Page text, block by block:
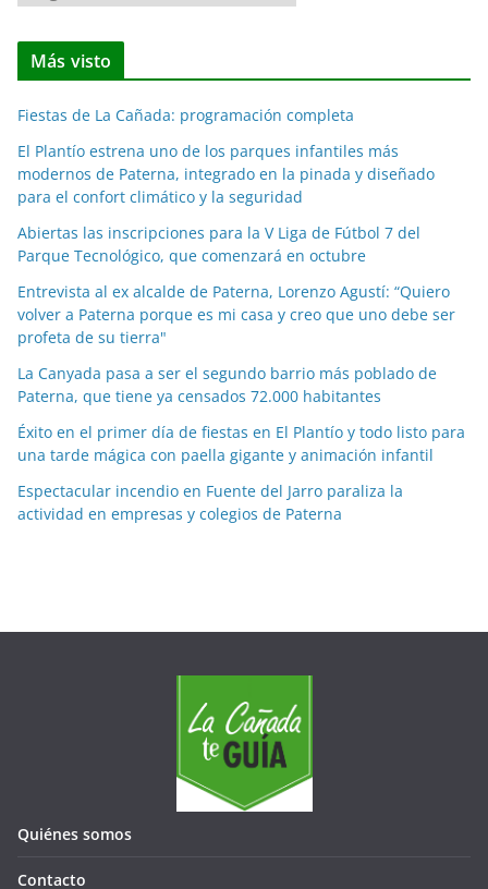
o
t
i
a
s
p
o
r
m
e
s
e
s
Más visto
Fiestas de La Cañada: programación completa
El Plantío estrena uno de los parques infantiles más
modernos de Paterna, integrado en la pinada y diseñado
para el confort climático y la seguridad
Abiertas las inscripciones para la V Liga de Fútbol 7 del
Parque Tecnológico, que comenzará en octubre
Entrevista al ex alcalde de Paterna, Lorenzo Agustí: “Quiero
volver a Paterna porque es mi casa y creo que uno debe ser
profeta de su tierra"
La Canyada pasa a ser el segundo barrio más poblado de
Paterna, que tiene ya censados 72.000 habitantes
Éxito en el primer día de fiestas en El Plantío y todo listo para
una tarde mágica con paella gigante y animación infantil
Espectacular incendio en Fuente del Jarro paraliza la
actividad en empresas y colegios de Paterna
Quiénes somos
Contacto